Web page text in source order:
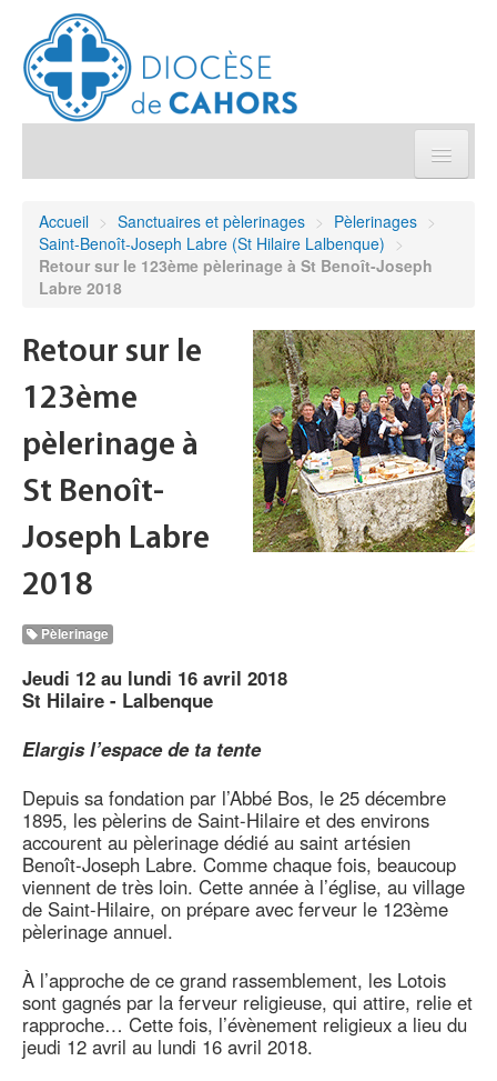
Démarches et sacrements
Agenda diocésain
Je donne
Annuaire/Contact
Accueil > Sanctuaires et pèlerinages > Pèlerinages >
Saint-Benoît-Joseph Labre (St Hilaire Lalbenque) >
Retour sur le 123ème pèlerinage à St Benoît-Joseph
Labre 2018
Retour sur le
123ème
pèlerinage à
St Benoît-
Joseph Labre
2018
Pèlerinage
Jeudi 12 au lundi 16 avril 2018
St Hilaire - Lalbenque
Elargis l’espace de ta tente
Depuis sa fondation par l’Abbé Bos, le 25 décembre
1895, les pèlerins de Saint-Hilaire et des environs
accourent au pèlerinage dédié au saint artésien
Benoît-Joseph Labre. Comme chaque fois, beaucoup
viennent de très loin. Cette année à l’église, au village
de Saint-Hilaire, on prépare avec ferveur le 123ème
pèlerinage annuel.
À l’approche de ce grand rassemblement, les Lotois
sont gagnés par la ferveur religieuse, qui attire, relie et
rapproche… Cette fois, l’évènement religieux a lieu du
jeudi 12 avril au lundi 16 avril 2018.